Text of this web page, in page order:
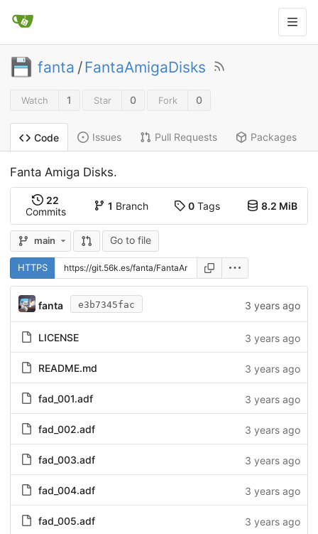
fanta /FantaAmigaDisks
Watch 1 Star 0 Fork 0
Code Issues Pull Requests Packages
Fanta Amiga Disks.
22
Commits
1 Branch 0Tags 8.2 MiB
main Go to file
HTTPS
fanta e3b7345fac 3 years ago
LICENSE 3 years ago
README.md 3 years ago
fad_001.adf 3 years ago
fad_002.adf 3 years ago
fad_003.adf 3 years ago
fad_004.adf 3 years ago
fad_005.adf 3 years ago